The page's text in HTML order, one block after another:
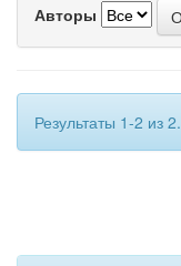
Авторы
Результаты 1-2 из 2.